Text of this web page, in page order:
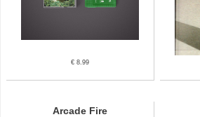
€ 8.99
Arcade Fire